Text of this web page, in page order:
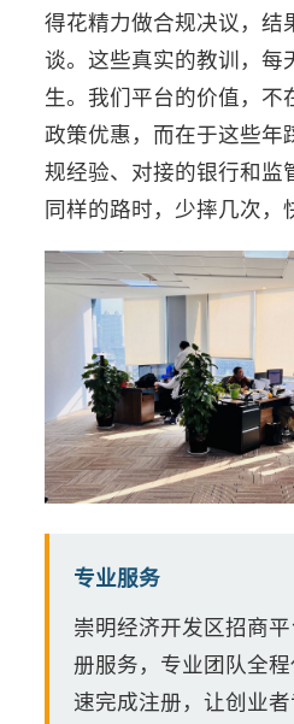
得花精力做合规决议，结
谈。这些真实的教训，每
生。我们平台的价值，不
政策优惠，而在于这些年
规经验、对接的银行和监
同样的路时，少摔几次，
专业服务
崇明经济开发区招商
册服务，专业团队全
速完成注册，让创业者